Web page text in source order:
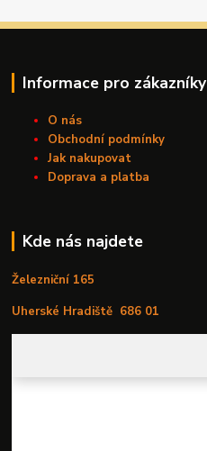
Informace pro zákazníky
O nás
Obchodní podmínky
Jak nakupovat
Doprava a platba
Kde nás najdete
Železniční 165
Uherské Hradiště 686 01